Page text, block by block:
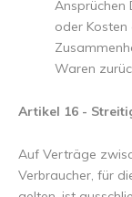
Ansprüchen
oder Kosten
Waren
Artikel 16 -
Auf Verträge
Verbraucher, für